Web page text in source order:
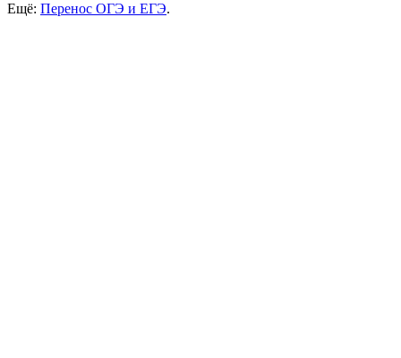
Ещё: Перенос ОГЭ и ЕГЭ.